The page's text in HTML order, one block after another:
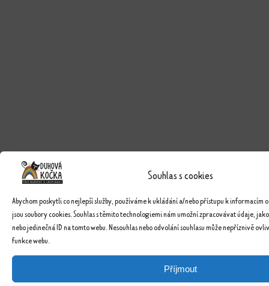
Souhlas s cookies
Abychom poskytli co nejlepší služby, používáme k ukládání a/nebo přístupu k informacím
jsou soubory cookies. Souhlas s těmito technologiemi nám umožní zpracovávat údaje,
nebo jedinečná ID na tomto webu. Nesouhlas nebo odvolání souhlasu může nepříznivě
funkce webu.
Příjmout